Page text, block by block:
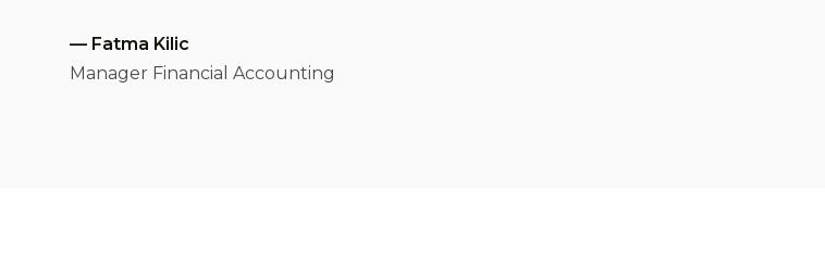
— Fatma Kilic
Manager Financial Accounting